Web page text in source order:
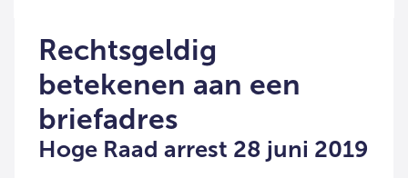
Rechtsgeldig
betekenen aan een
briefadres
Hoge Raad arrest 28 juni 2019